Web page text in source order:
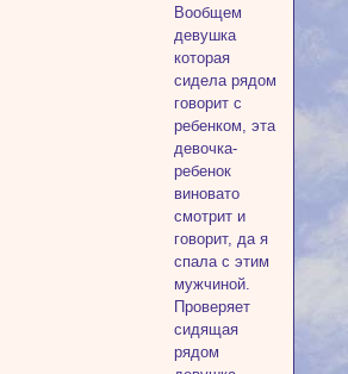
Вообщем
девушка
которая
сидела рядом
говорит с
ребенком, эта
девочка-
ребенок
виновато
смотрит и
говорит, да я
спала с этим
мужчиной.
Проверяет
сидящая
рядом